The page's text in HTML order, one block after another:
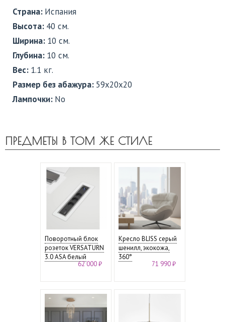
Страна: Испания
Высота: 40 см.
Ширина: 10 см.
Глубина: 10 см.
Вес: 1.1 кг.
Размер без абажура: 59x20x20
Лампочки: No
ПРЕДМЕТЫ В ТОМ ЖЕ СТИЛЕ
Поворотный блок
розеток VERSATURN
3.0 ASA белый
62 000 ₽
Кресло BLISS серый
шенилл, экокожа,
360°
71 990 ₽